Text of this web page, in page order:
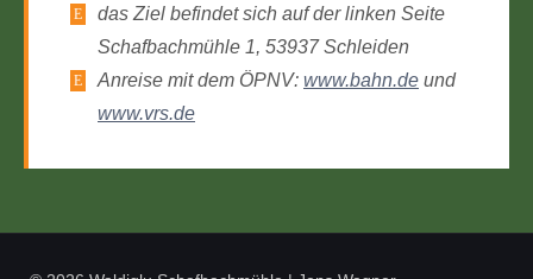
das Ziel befindet sich auf der linken Seite
Schafbachmühle 1, 53937 Schleiden
Anreise mit dem ÖPNV: www.bahn.de und
www.vrs.de